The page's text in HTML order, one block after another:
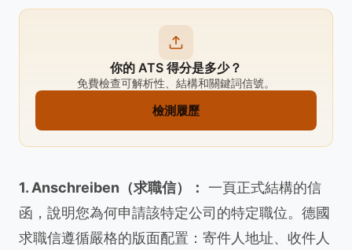
你的 ATS 得分是多少？
免費檢查可解析性、結構和關鍵詞信號。
檢測履歷
1. Anschreiben（求職信）： 一頁正式結構的信
函，說明您為何申請該特定公司的特定職位。德國
求職信遵循嚴格的版面配置：寄件人地址、收件人